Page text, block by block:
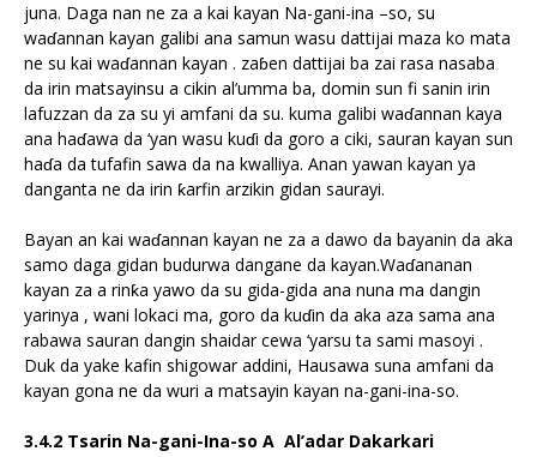
juna. Daga nan ne za a kai kayan Na-gani-ina –so, su
waɗannan kayan galibi ana samun wasu dattijai maza ko mata
ne su kai waɗannan kayan . zaɓen dattijai ba zai rasa nasaba
da irin matsayinsu a cikin al’umma ba, domin sun fi sanin irin
lafuzzan da za su yi amfani da su. kuma galibi waɗannan kaya
ana haɗawa da ‘yan wasu kuɗi da goro a ciki, sauran kayan sun
haɗa da tufafin sawa da na kwalliya. Anan yawan kayan ya
danganta ne da irin ƙarfin arzikin gidan saurayi.
Bayan an kai waɗannan kayan ne za a dawo da bayanin da aka
samo daga gidan budurwa dangane da kayan.Waɗananan
kayan za a rinƙa yawo da su gida-gida ana nuna ma dangin
yarinya , wani lokaci ma, goro da kuɗin da aka aza sama ana
rabawa sauran dangin shaidar cewa ‘yarsu ta sami masoyi .
Duk da yake kafin shigowar addini, Hausawa suna amfani da
kayan gona ne da wuri a matsayin kayan na-gani-ina-so.
3.4.2 Tsarin Na-gani-Ina-so A Al’adar Dakarkari